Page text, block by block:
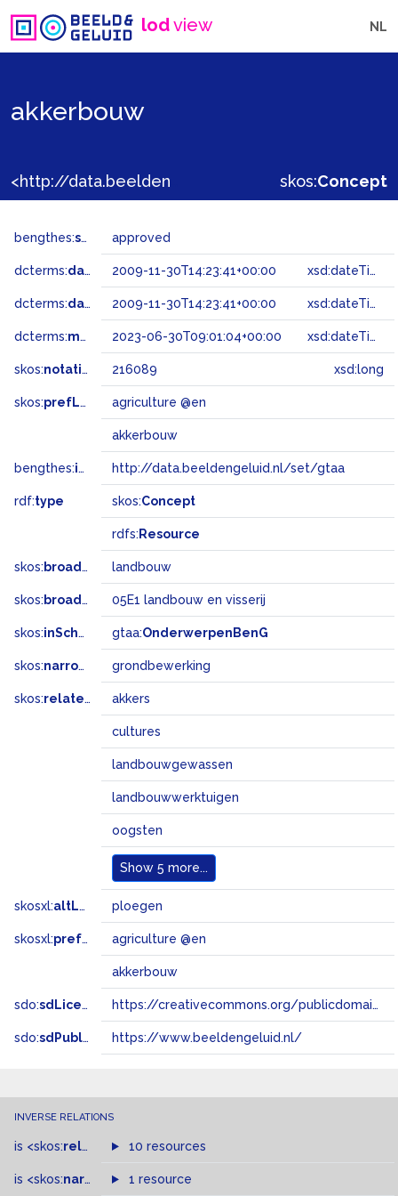
lodview NL
akkerbouw
skos:Concept
bengthes:status approved
dcterms:dateAccepted 2009-11-30T14:23:41+00:00 xsd:dateTime
dcterms:dateSubmitted 2009-11-30T14:23:41+00:00 xsd:dateTime
dcterms:modified 2023-06-30T09:01:04+00:00 xsd:dateTime
skos:notation 216089 xsd:long
skos:prefLabel agriculture @en
akkerbouw
bengthes:inSet http://data.beeldengeluid.nl/set/gtaa
rdf:type skos:Concept
rdfs: Resource
skos: broader landbouw
skos: broadMatch 05E1 landbouw en visserij
skos:inScheme gtaa:OnderwerpenBenG
skos:narrower grondbewerking
skos:related akkers
cultures
landbouwgewassen
landbouwwerktuigen
oogsten
Show 5 more...
skosxl:altLabel ploegen
skosxl:prefLabel agriculture @en
akkerbouw
sdo:sdLicense https://creativecommons.org/publicdomain/zero/1.0/
sdo:sdPublisher https://www.beeldengeluid.nl/
INVERSE RELATIONS
is <skos:related > of
10 resources
is <skos:narrower >of
1 resource